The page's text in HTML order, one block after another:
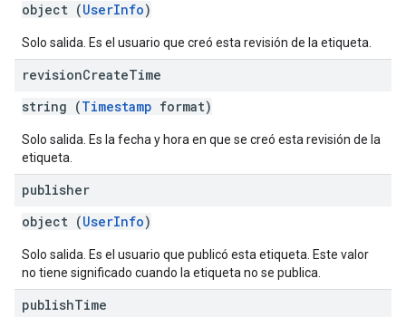
object (UserInfo)
Solo salida. Es el usuario que creó esta revisión de la etiqueta.
revisionCreateTime
string (Timestamp format)
Solo salida. Es la fecha y hora en que se creó esta revisión de la
etiqueta.
publisher
object (UserInfo)
Solo salida. Es el usuario que publicó esta etiqueta. Este valor
no tiene significado cuando la etiqueta no se publica.
publishTime